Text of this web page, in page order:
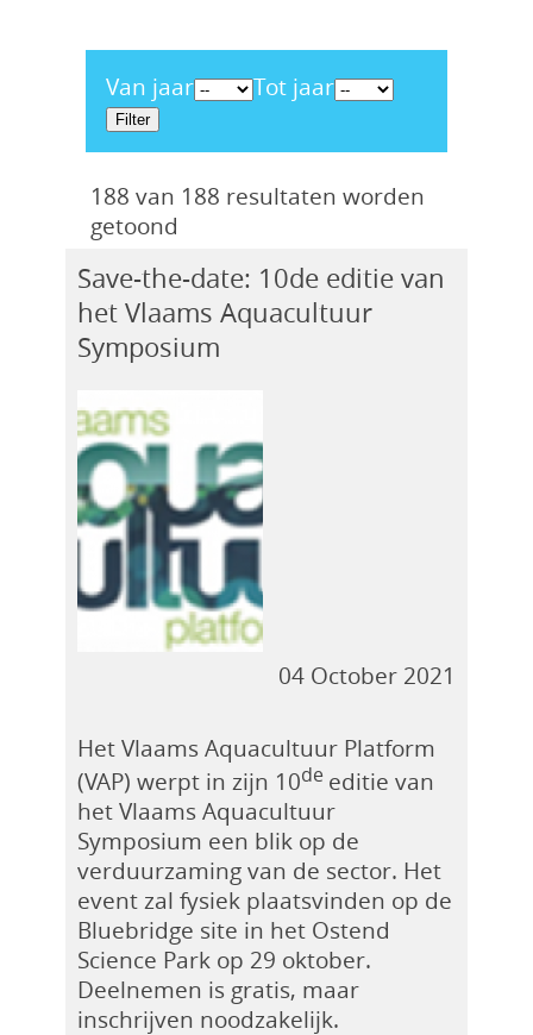
Van jaar Tot jaar
188 van 188 resultaten worden
getoond
Save-the-date: 10de editie van
het Vlaams Aquacultuur
Symposium
04 October 2021
Het Vlaams Aquacultuur Platform
(VAP) werpt in zijn 10de editie van
het Vlaams Aquacultuur
Symposium een blik op de
verduurzaming van de sector. Het
event zal fysiek plaatsvinden op de
Bluebridge site in het Ostend
Science Park op 29 oktober.
Deelnemen is gratis, maar
inschrijven noodzakelijk.